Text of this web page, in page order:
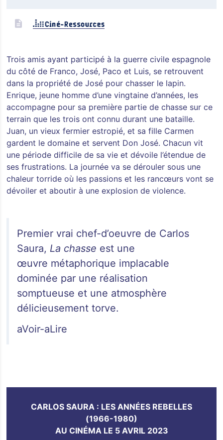
Trois amis ayant participé à la guerre civile espagnole
du côté de Franco, José, Paco et Luis, se retrouvent
dans la propriété de José pour chasser le lapin.
Enrique, jeune homme d’une vingtaine d’années, les
accompagne pour sa première partie de chasse sur ce
terrain que les trois ont connu durant une bataille.
Juan, un vieux fermier estropié, et sa fille Carmen
gardent le domaine et servent Don José. Chacun vit
une période difficile de sa vie et dévoile l’étendue de
ses frustrations. La journée va se dérouler sous une
chaleur torride où les passions et les rancœurs vont se
dévoiler et aboutir à une explosion de violence.
Premier vrai chef-d’oeuvre de Carlos
Saura, La chasse est une
œuvre métaphorique implacable
dominée par une réalisation
somptueuse et une atmosphère
délicieusement torve.
aVoir-aLire
CARLOS SAURA : LES ANNÉES REBELLES
(1966-1980)
AU CINÉMA LE 5 AVRIL 2023